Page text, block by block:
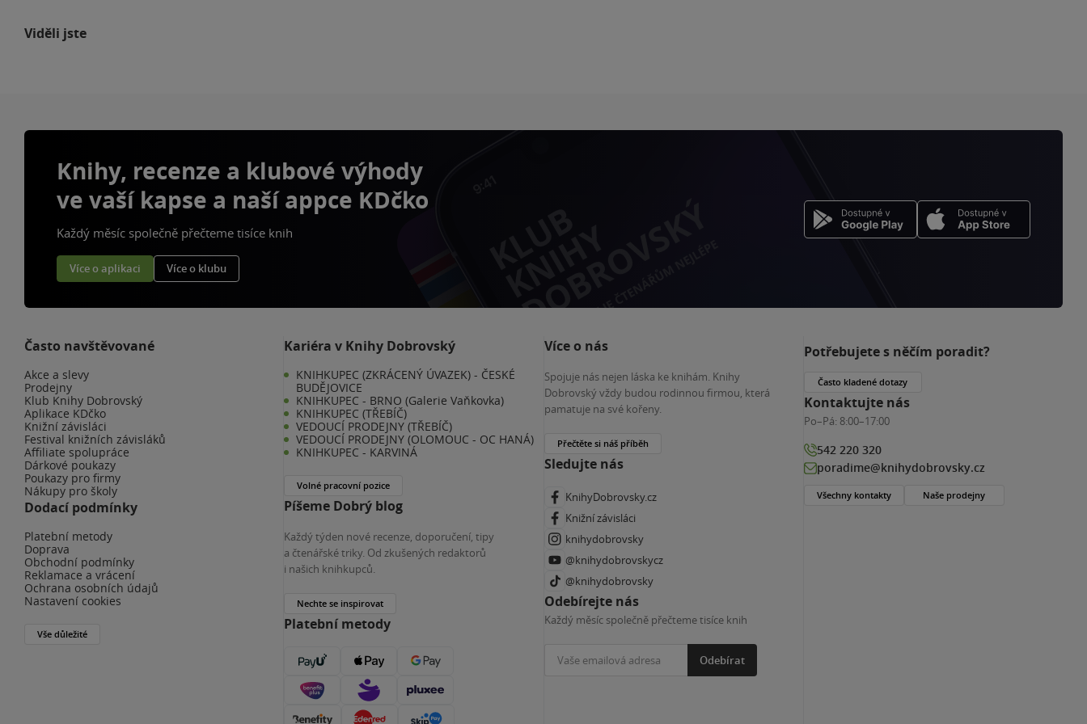
Viděli jste
Knihy, recenze a klubové výhody
ve vaší kapse a naší appce KDčko
Každý měsíc společně přečteme tisíce knih
Více o aplikaci Více o klubu
Často navštěvované
Akce a slevy
Prodejny
Klub Knihy Dobrovský
Aplikace KDčko
Knižní závisláci
Festival knižních závisláků
Affiliate spolupráce
Dárkové poukazy
Poukazy pro firmy
Nákupy pro školy
Dodací podmínky
Platební metody
Doprava
Obchodní podmínky
Reklamace a vrácení
Ochrana osobních údajů
Nastavení cookies
Vše důležité
Kariéra v Knihy Dobrovský
KNIHKUPEC (ZKRÁCENÝ ÚVAZEK) - ČESKÉ
BUDĚJOVICE
KNIHKUPEC - BRNO (Galerie Vaňkovka)
KNIHKUPEC (TŘEBÍČ)
VEDOUCÍ PRODEJNY (TŘEBÍČ)
VEDOUCÍ PRODEJNY (OLOMOUC - OC HANÁ)
KNIHKUPEC - KARVINÁ
Volné pracovní pozice
Píšeme Dobrý blog
Každý týden nové recenze, doporučení, tipy
a čtenářské triky. Od zkušených redaktorů
i našich knihkupců.
Nechte se inspirovat
Platební metody
Více o nás
Spojuje nás nejen láska ke knihám. Knihy
Dobrovský vždy budou rodinnou firmou, která
pamatuje na své kořeny.
Přečtěte si náš příběh
Sledujte nás
KnihyDobrovsky.cz
Knižní závisláci
knihydobrovsky
@knihydobrovskycz
@knihydobrovsky
Odebírejte nás
Každý měsíc společně přečteme tisíce knih
Odebírat
Potřebujete s něčím poradit?
Často kladené dotazy
Kontaktujte nás
Po–Pá: 8:00–17:00
542 220 320
poradime@knihydobrovsky.cz
Všechny kontakty Naše prodejny